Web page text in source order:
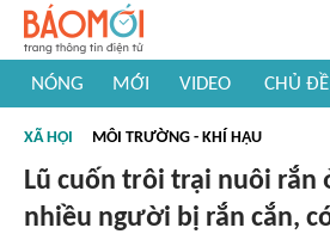
NÓNG MỚI VIDEO CHỦ ĐỀ
#Khám phá thế giới
XÃ HỘI MÔI TRƯỜNG - KHÍ HẬU
Lũ cuốn trôi trại nuôi rắn
nhiều người bị rắn cắn,